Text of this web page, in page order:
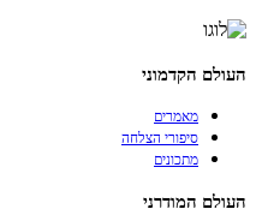
העולם הקדמוני
מאמרים
סיפורי הצלחה
מתכונים
העולם המודרני